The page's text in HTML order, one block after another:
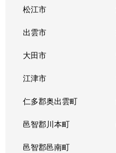
松江市
出雲市
大田市
江津市
仁多郡奥出雲町
邑智郡川本町
邑智郡邑南町